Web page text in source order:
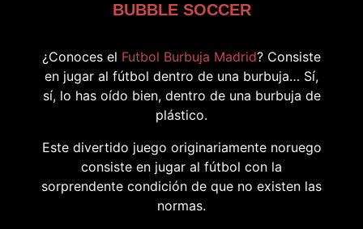
BUBBLE SOCCER
¿Conoces el Futbol Burbuja Madrid? Consiste
en jugar al fútbol dentro de una burbuja… Sí,
sí, lo has oído bien, dentro de una burbuja de
plástico.
Este divertido juego originariamente noruego
consiste en jugar al fútbol con la
sorprendente condición de que no existen las
normas.